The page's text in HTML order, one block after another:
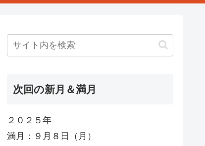
次回の新月＆満月
２０２５年
満月：９月８日（月）